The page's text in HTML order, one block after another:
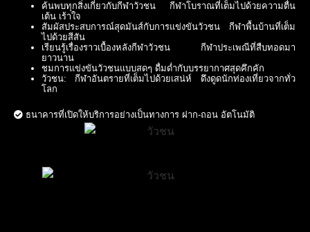
ค้นพบทุกสิ่งเกี่ยวกับกีฬาวัวชน กีฬาโบราณที่เต็มไปด้วยความตื่น
เต้น เร้าใจ
สัมผัสประสบการณ์สุดมันส์กับการแข่งขันวัวชน กีฬาพื้นบ้านที่เต็ม
ไปด้วยสีสัน
เรียนรู้เรื่องราวเบื้องหลังกีฬาวัวชน กีฬาประเพณีที่สืบทอดมา
ยาวนาน
ชมการแข่งขันวัวชนแบบสดๆ ดื่มด่ำกับบรรยากาศสุดคึกคัก
วัวชน: กีฬาอันตรายที่เต็มไปด้วยเสน่ห์ ดึงดูดนักท่องเที่ยวจากทั่ว
โลก
ธนาคารที่เปิดให้บริการอย่างเป็นทางการ ฝาก-ถอน อัตโนมัติ